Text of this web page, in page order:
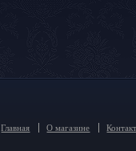
Главная О магазине